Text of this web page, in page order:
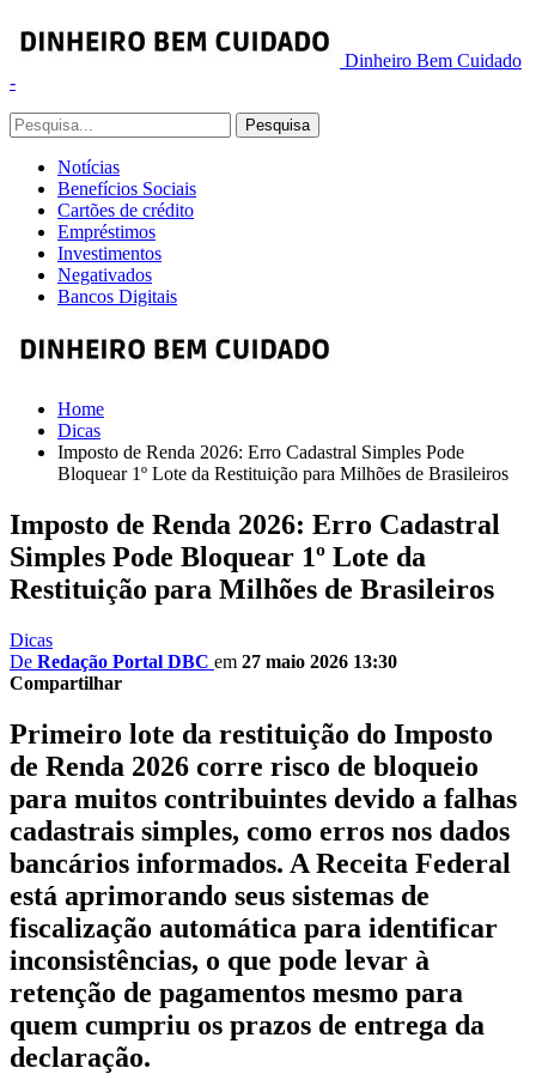
Dinheiro Bem Cuidado
-
Notícias
Benefícios Sociais
Cartões de crédito
Empréstimos
Investimentos
Negativados
Bancos Digitais
Home
Dicas
Imposto de Renda 2026: Erro Cadastral Simples Pode
Bloquear 1º Lote da Restituição para Milhões de Brasileiros
Imposto de Renda 2026: Erro Cadastral
Simples Pode Bloquear 1º Lote da
Restituição para Milhões de Brasileiros
Dicas
De Redação Portal DBC em 27 maio 2026 13:30
Compartilhar
Primeiro lote da restituição do Imposto
de Renda 2026 corre risco de bloqueio
para muitos contribuintes devido a falhas
cadastrais simples, como erros nos dados
bancários informados. A Receita Federal
está aprimorando seus sistemas de
fiscalização automática para identificar
inconsistências, o que pode levar à
retenção de pagamentos mesmo para
quem cumpriu os prazos de entrega da
declaração.